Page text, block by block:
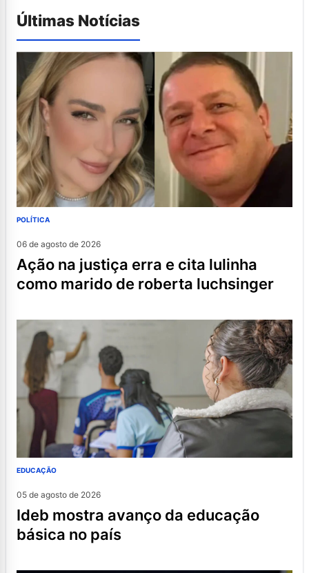
Últimas Notícias
POLÍTICA
06 de agosto de 2026
ação na justiça erra e cita lulinha
como marido de roberta luchsinger
EDUCAÇÃO
05 de agosto de 2026
ideb mostra avanço da educação
básica no país